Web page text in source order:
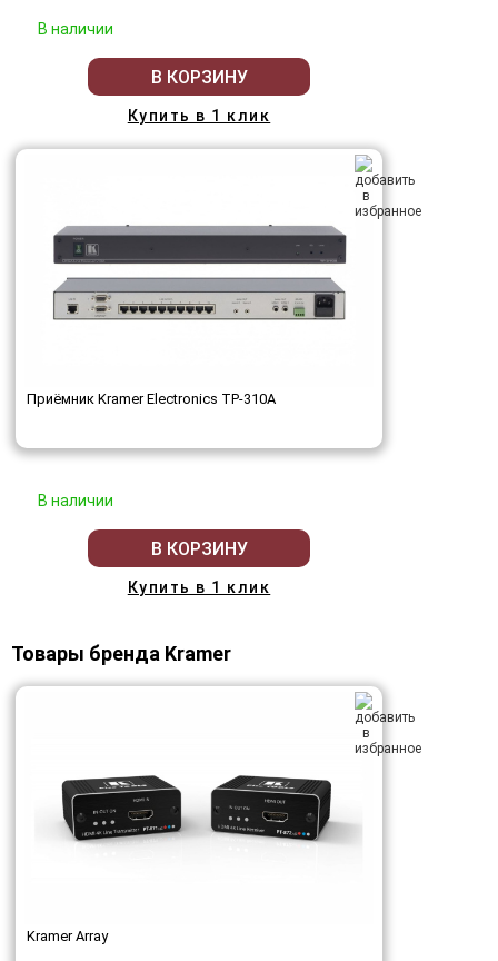
В наличии
В КОРЗИНУ
Купить в 1 клик
Приёмник Kramer Electronics TP-310A
В наличии
В КОРЗИНУ
Купить в 1 клик
Товары бренда Kramer
Kramer Array